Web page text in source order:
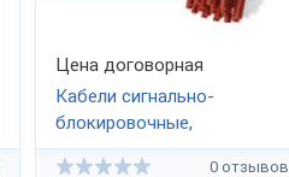
Цена договорная
Кабели сигнально-
блокировочные,
с полиэтиленовой
0 отзывов